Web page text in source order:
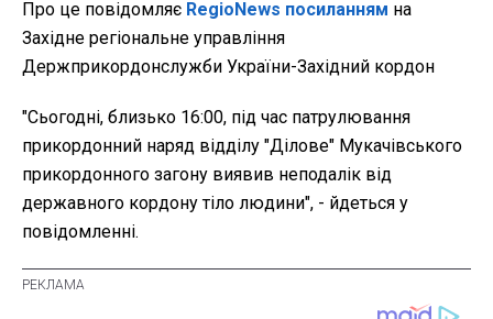
Про це повідомляє RegioNews посиланням на
Західне регіональне управління
Держприкордонслужби України-Західний кордон
"Сьогодні, близько 16:00, під час патрулювання
прикордонний наряд відділу "Ділове" Мукачівського
прикордонного загону виявив неподалік від
державного кордону тіло людини", - йдеться у
повідомленні.